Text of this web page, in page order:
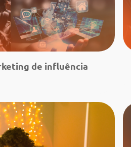
mais
de influência